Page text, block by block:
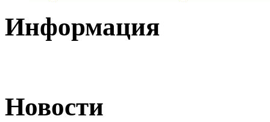
Информация
Новости